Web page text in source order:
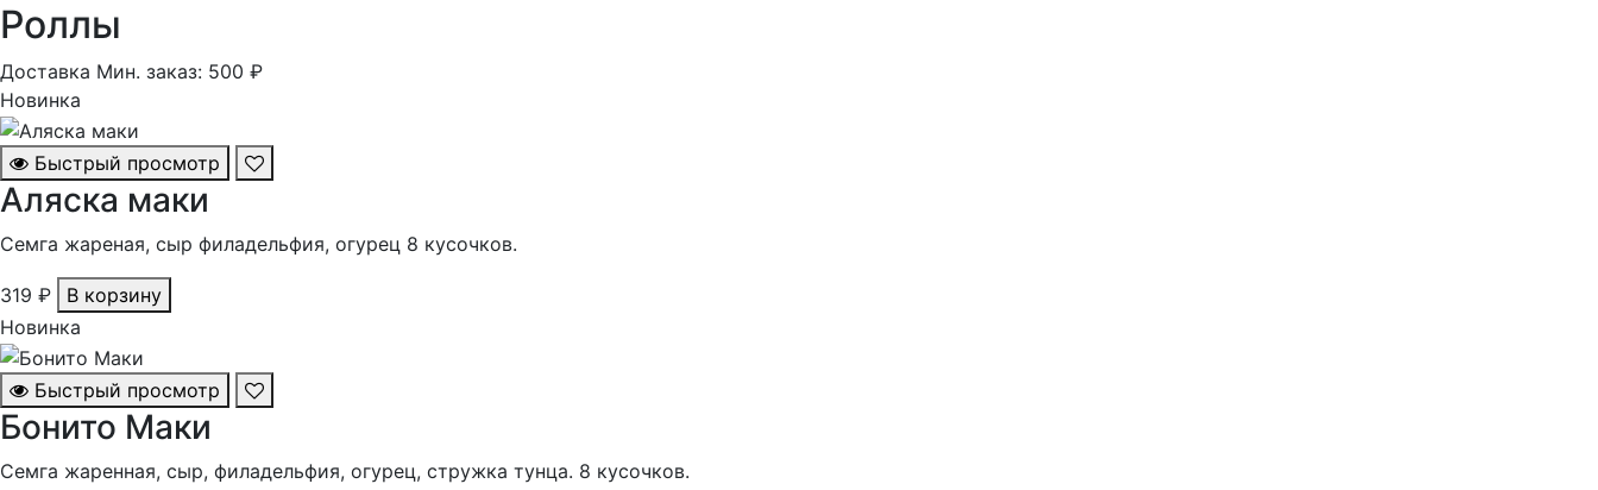
Роллы
Доставка Мин. заказ: 500 ₽
Новинка
Быстрый просмотр
Аляска маки
Семга жареная, сыр филадельфия, огурец 8 кусочков.
319 ₽
В корзину
Новинка
Быстрый просмотр
Бонито Маки
Семга жаренная, сыр, филадельфия, огурец, стружка тунца. 8 кусочков.